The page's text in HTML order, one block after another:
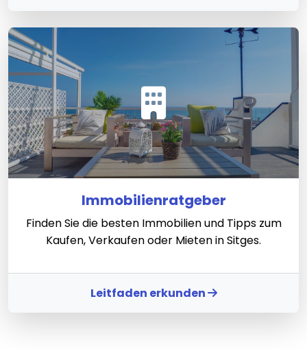
Immobilienratgeber
Finden Sie die besten Immobilien und Tipps zum
Kaufen, Verkaufen oder Mieten in Sitges.
Leitfaden erkunden